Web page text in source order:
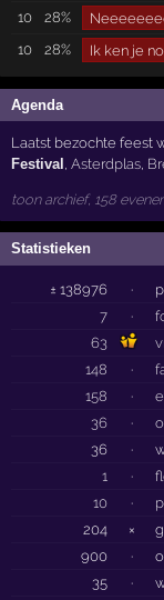
10
28%
10
28% Ik ken je
Agenda
Laatst bezochte feest
Festival ,Asterdplas,
toon archief, 158
Statistieken
± 138976 ·
7
·
63
148
·
158
·
36
·
36
·
1
·
10
·
204
×
900
·
35
·